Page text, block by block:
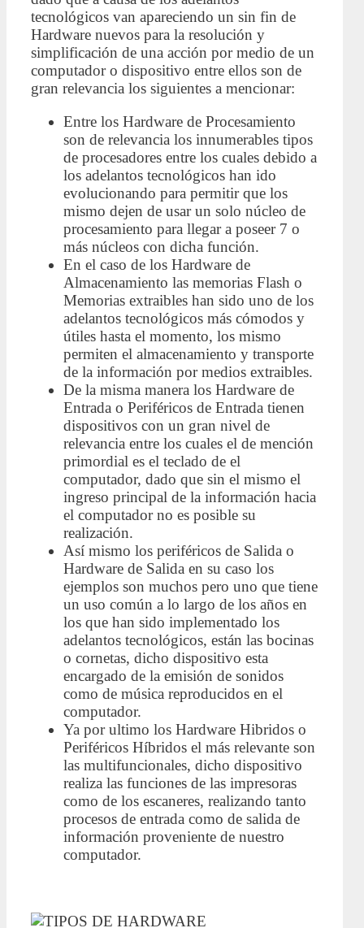
tecnológicos van apareciendo un sin fin de
Hardware nuevos para la resolución y
simplificación de una acción por medio de un
computador o dispositivo entre ellos son de
gran relevancia los siguientes a mencionar:
Entre los Hardware de Procesamiento
son de relevancia los innumerables tipos
de procesadores entre los cuales debido a
los adelantos tecnológicos han ido
evolucionando para permitir que los
mismo dejen de usar un solo núcleo de
procesamiento para llegar a poseer 7 o
más núcleos con dicha función.
En el caso de los Hardware de
Almacenamiento las memorias Flash o
Memorias extraibles han sido uno de los
adelantos tecnológicos más cómodos y
útiles hasta el momento, los mismo
permiten el almacenamiento y transporte
de la información por medios extraibles.
De la misma manera los Hardware de
Entrada o Periféricos de Entrada tienen
dispositivos con un gran nivel de
relevancia entre los cuales el de mención
primordial es el teclado de el
computador, dado que sin el mismo el
ingreso principal de la información hacia
el computador no es posible su
realización.
Así mismo los periféricos de Salida o
Hardware de Salida en su caso los
ejemplos son muchos pero uno que tiene
un uso común a lo largo de los años en
los que han sido implementado los
adelantos tecnológicos, están las bocinas
o cornetas, dicho dispositivo esta
encargado de la emisión de sonidos
como de música reproducidos en el
computador.
Ya por ultimo los Hardware Hibridos o
Periféricos Híbridos el más relevante son
las multifuncionales, dicho dispositivo
realiza las funciones de las impresoras
como de los escaneres, realizando tanto
procesos de entrada como de salida de
información proveniente de nuestro
computador.